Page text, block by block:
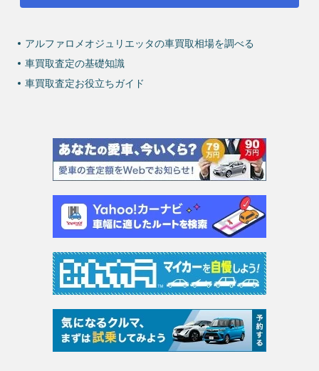
アルファロメオジュリエッタの車買取相場を調べる
車買取査定の基礎知識
車買取査定お役立ちガイド